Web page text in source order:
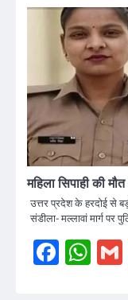
महिला सिपाही की
उत्तर प्रदेश के हरदोई से
संडीला- मल्लावां मार्ग पर